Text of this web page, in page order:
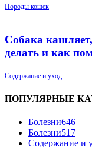
Породы кошек
Собака
делать и как
Содержание и уход
ПОПУЛЯРНЫЕ
Болезни646
Болезни517
Содержание и